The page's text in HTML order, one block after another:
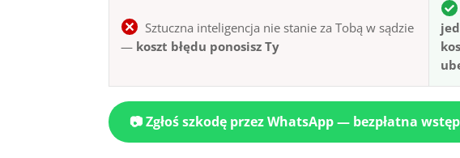
Sztuczna inteligencja nie stanie za Tobą w sądzie
— koszt błędu ponosisz Ty
📷 Zgłoś szkodę przez WhatsApp — bezpłatna